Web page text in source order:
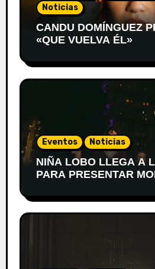
Noticias
CANDU DOMÍNGUEZ
«QUE VUELVA ÉL»
Eventos Noticias
NIÑA LOBO LLEGA A
PARA PRESENTAR